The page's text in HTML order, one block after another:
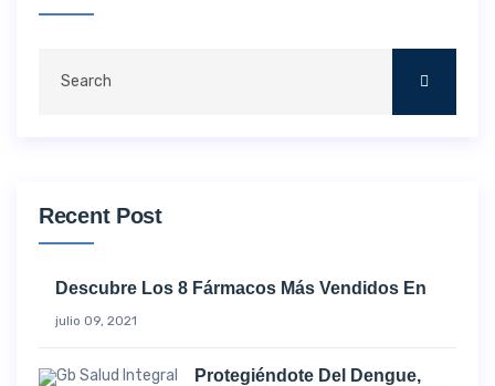
Recent Post
Descubre Los 8 Fármacos Más Vendidos En
julio 09, 2021
Protegiéndote Del Dengue,